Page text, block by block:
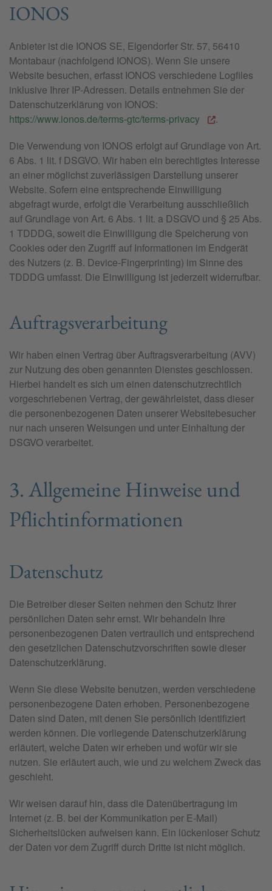
IONOS
Anbieter ist die IONOS SE, Elgendorfer Str. 57, 56410
Montabaur (nachfolgend IONOS). Wenn Sie unsere
Website besuchen, erfasst IONOS verschiedene Logfiles
inklusive Ihrer IP-Adressen. Details entnehmen Sie der
Datenschutzerklärung von IONOS:
https://www.ionos.de/terms-gtc/terms-privacy
.
Die Verwendung von IONOS erfolgt auf Grundlage von Art.
6 Abs. 1 lit. f DSGVO. Wir haben ein berechtigtes Interesse
an einer möglichst zuverlässigen Darstellung unserer
Website. Sofern eine entsprechende Einwilligung
abgefragt wurde, erfolgt die Verarbeitung ausschließlich
auf Grundlage von Art. 6 Abs. 1 lit. a DSGVO und § 25 Abs.
1 TDDDG, soweit die Einwilligung die Speicherung von
Cookies oder den Zugriff auf Informationen im Endgerät
des Nutzers (z. B. Device-Fingerprinting) im Sinne des
TDDDG umfasst. Die Einwilligung ist jederzeit widerrufbar.
Auftragsverarbeitung
Wir haben einen Vertrag über Auftragsverarbeitung (AVV)
zur Nutzung des oben genannten Dienstes geschlossen.
Hierbei handelt es sich um einen datenschutzrechtlich
vorgeschriebenen Vertrag, der gewährleistet, dass dieser
die personenbezogenen Daten unserer Websitebesucher
nur nach unseren Weisungen und unter Einhaltung der
DSGVO verarbeitet.
3. Allgemeine Hinweise und
Pflicht­informationen
Datenschutz
Die Betreiber dieser Seiten nehmen den Schutz Ihrer
persönlichen Daten sehr ernst. Wir behandeln Ihre
personenbezogenen Daten vertraulich und entsprechend
den gesetzlichen Datenschutzvorschriften sowie dieser
Datenschutzerklärung.
Wenn Sie diese Website benutzen, werden verschiedene
personenbezogene Daten erhoben. Personenbezogene
Daten sind Daten, mit denen Sie persönlich identifiziert
werden können. Die vorliegende Datenschutzerklärung
erläutert, welche Daten wir erheben und wofür wir sie
nutzen. Sie erläutert auch, wie und zu welchem Zweck das
geschieht.
Wir weisen darauf hin, dass die Datenübertragung im
Internet (z. B. bei der Kommunikation per E-Mail)
Sicherheitslücken aufweisen kann. Ein lückenloser Schutz
der Daten vor dem Zugriff durch Dritte ist nicht möglich.